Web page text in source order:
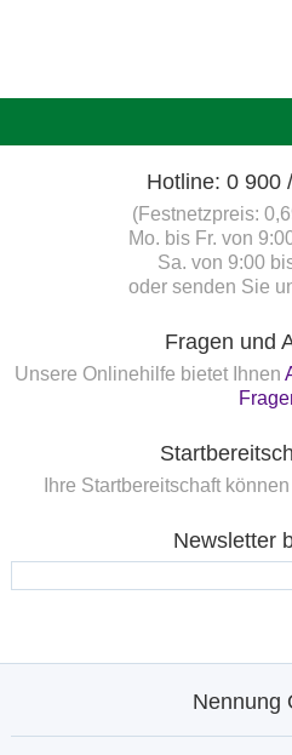
Hotline: 0 900
(Festnetzpreis:
Mo. bis Fr. von
Sa. von 9:00
oder senden Sie
Fragen und
Unsere Onlinehilfe bietet Ihnen
Ihre Startbereitschaft
Newsletter
Nennung